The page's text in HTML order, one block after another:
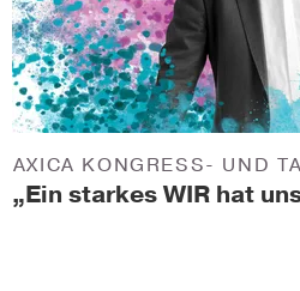
„Ein starkes WIR hat
AXICA KONGRESS- UND